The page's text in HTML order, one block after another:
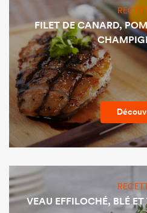
FILET DE CANARD,
VEAU EFFILOCHÉ, BLÉ